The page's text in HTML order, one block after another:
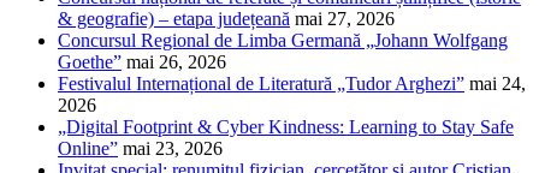
& geografie) – etapa județeană mai 27, 2026
Concursul Regional de Limba Germană „Johann Wolfgang
Goethe” mai 26, 2026
Festivalul Internațional de Literatură „Tudor Arghezi” mai 24,
2026
„Digital Footprint & Cyber Kindness: Learning to Stay Safe
Online” mai 23, 2026